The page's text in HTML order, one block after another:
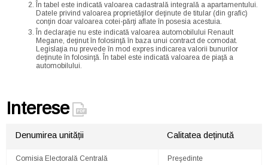
În tabel este indicată valoarea cadastrală integrală a apartamentului.
Datele privind valoarea proprietăţilor deţinute de titular (din grafic)
conţin doar valoarea cotei-părţi aflate în posesia acestuia.
În declaraţie nu este indicată valoarea automobilului Renault
Megane, deţinut în folosinţă în baza unui contract de comodat.
Legislaţia nu prevede în mod expres indicarea valorii bunurilor
deţinute în folosinţă. În tabel este indicată valoarea de piaţă a
automobilului.
Interese
Denumirea unității Calitatea deținută
Comisia Electorală Centrală Preşedinte